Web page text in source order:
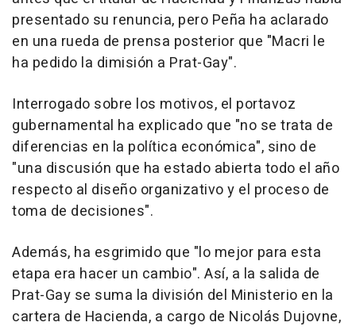
presentado su renuncia, pero Peña ha aclarado
en una rueda de prensa posterior que "Macri le
ha pedido la dimisión a Prat-Gay".
Interrogado sobre los motivos, el portavoz
gubernamental ha explicado que "no se trata de
diferencias en la política económica", sino de
"una discusión que ha estado abierta todo el año
respecto al diseño organizativo y el proceso de
toma de decisiones".
Además, ha esgrimido que "lo mejor para esta
etapa era hacer un cambio". Así, a la salida de
Prat-Gay se suma la división del Ministerio en la
cartera de Hacienda, a cargo de Nicolás Dujovne,